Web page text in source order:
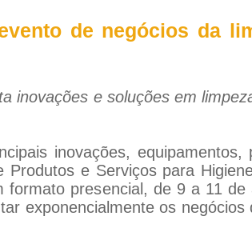
de negócios da
inovações e soluções em
inovações,
e Serviços para
formato presencial, de 9 a 11
exponencialmente os